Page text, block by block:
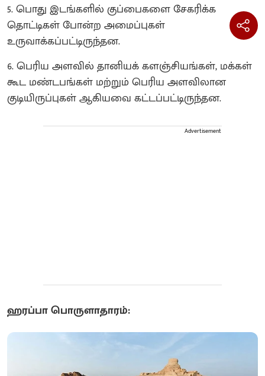
5. பொது இடங்களில் குப்பைகளை சேகரிக்க
தொட்டிகள் போன்ற அமைப்புகள்
உருவாக்கப்பட்டிருந்தன.
6. பெரிய அளவில் தானியக் களஞ்சியங்கள், மக்கள்
கூட மண்டபங்கள் மற்றும் பெரிய அளவிலான
குடியிருப்புகள் ஆகியவை கட்டப்பட்டிருந்தன.
Advertisement
ஹரப்பா பொருளாதாரம்: